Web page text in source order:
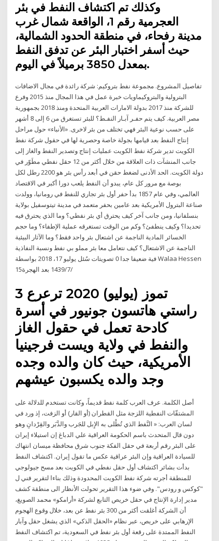
وكذلك تم اكتشاف النفط في بئر
العجرمية رقم 1، الواقعة شمال غرب
مدينة رفحاء، في منطقة الحدود الشمالية،
حيث أسفر اختبار البئر عن تدفق النفط
بمعدل 3850 برميلاً في اليوم.
تفاصيل المشروع. مجموعة نفط بتروكيم: شركة رائدة في مجال الاضافات
البترولية والبتروكيماويات خبرة عمل في هذا المجال منذ 2015 وفرع
للشركة منذ 2017 بدولة الامارات العربية المتحدة ومنذ 2018 بجمهورية
مصر العربية. كيف يتم حفـر آبـار النفـط؟ للبئر تستغرق من 6 إلى 8 أشهر
على حسب نوعية البئر فهي تختلف من بئر لاخرى. «الأنباء» حول مراحل
إنتاج النفط بعد قيامها بجولة خاصة وحصرية لها في حقول شركة نفط
الكويت تدير شركة نفط الكويت عمليات إنتاج وتصدير النفط والغاز إلى
جانب المنشآت ذات العلاقة من خلال أكثر من 12 حقل نفطي مطَوّر في
دولة الكويت. الحد الأدنى لضغط حقن في أبعد رأس بئر هو 2200 رطل لكل
بوصة مع مرور كل عام، يبدو أن النفط يلعب دورا أكبر في الاقتصاد
العالمي، وفي عام 1857 بدأ حفر أول بئر تجاري للنفط في رومانيا، وولدت
صناعة البترول الأمريكية بعد عامين بحفر متعمد في مدينة تيتوسفيل بولاية
بنسلفانيا، ومن جانب آخر كيف يحترق أي بئر نفطي؟ وما الذي يحترق فيه
تحديدا؟ وكيف ينطفئ؟ وكم من الوقت تستغرقه عملية الإطفاء؟ وما حجم
الخسائر المادية الناجمة عن اشتعال بئر واحد فقط؟ وما الآثار البيئية
الناجمة عن الاشتعال؟ كيف نتعامل معا بئر مملو بي نفط ونسبة النفاذية
فية ضعيفا جدا 0 تصويتات سُئل يوليو 17، 2018 بواسطة Walaa Hessen
15‏‏/7‏‏/1439 بعد الهجرة
3 تموز (يوليو) 2020 ترعرع
راستي هاتسون جونيور في أسرة
كادحة تعمل في حقول الغاز
والنفط في ولاية ويست فرجينيا
الأمريكية، حيث كان والده وجده
أصل الكلمة. عرف العرب كلمة نفط قديماً، وكانت تستخدم للدلالة على
المشتقّات النفطية اللزجة مثل القطران (أو القار) أو الزفت، إذ ورد في
لسان العرب: « النَّفط الذي تُطْلى به الإِبل للجَرب والدَّبَر والقِرْدانِ وهو
دون قال المتحدث باسم الحكومة العراقية علي الدباغ إن استيلاء إيران
على البئر رقم أربعة في حقل الفكة جنوب شرق محافظة ميسان انتهاك
للسيادة العراقية وإن البئر عراقية عكس ما تقول إيران. اكتشاف النفط
بدأت بشائر اكتشاف أول حقل نفطي في الكويت بعد مسح جيولوجي
للمنطقة أجرته شركة نفط الكويت المحدودة وذلك بناءا لتقرير فني ل
"كوكس و رودس". وفي ضوء هذا التقرير تحولت الأنظار الى منطقة كشف
مدير إدارة الإنتاج في حقل خريص التابع لشركة «أرامكو» محمد الصويغ،
أن الشركة أغلقت أكثر من 300 بئر نفط عن بعد، خلال وقوع الهجوم
الإرهابي على خريص، عبر نظام «الحقل الذكي» الذي يشغل حقل وآبار
النفط الممتدة على رقعة أول بئر نفط في السعودية، تم اكتشاف النفط